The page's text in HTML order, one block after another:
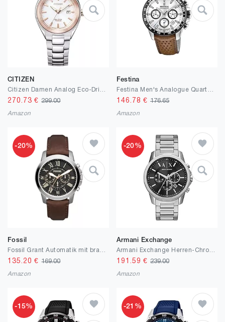
CITIZEN
270.73 €299.00
Amazon
Festina
146.78 € 176.65
Amazon
-20%
Fossil
135.20 €169.00
Amazon
-20%
Armani Exchange
191.59 € 239.00
Amazon
-15% -21%